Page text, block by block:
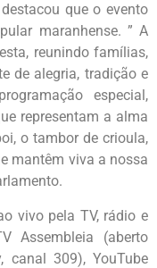
que o evento
maranhense. ” A
reunindo famílias,
de alegria, tradição e
especial,
representam a alma
o tambor de crioula,
mantêm viva a nossa
vivo pela TV, rádio e
Assembleia (aberto
canal 309), YouTube